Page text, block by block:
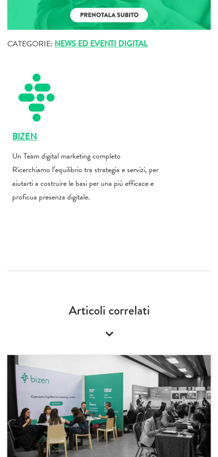
CATEGORIE: NEWS ED EVENTI DIGITAL
BIZEN
Un Team digital marketing completo
Ricerchiamo l’equilibrio tra strategia e servizi, per
aiutarti a costruire le basi per una più efficace e
proficua presenza digitale.
Articoli correlati